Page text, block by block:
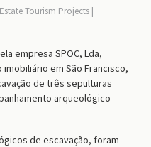
Tourism Projects
empresa SPOC, Lda,
em São Francisco,
de três sepulturas
arqueológico
de escavação, foram